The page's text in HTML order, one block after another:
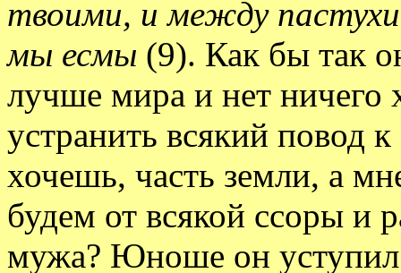
твоими, и между
мы есмы (9). Как бы так
лучше мира и нет ничего
устранить всякий повод
хочешь, часть земли, а
будем от всякой ссоры и
мужа? Юноше он